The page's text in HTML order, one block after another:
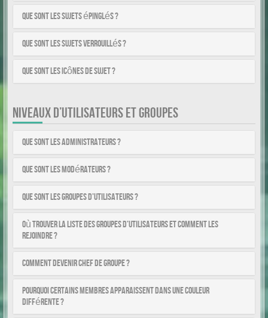
Que sont les sujets épinglés ?
Que sont les sujets verrouillés ?
Que sont les icônes de sujet ?
NIVEAUX D’UTILISATEURS ET GROUPES
Que sont les administrateurs ?
Que sont les modérateurs ?
Que sont les groupes d’utilisateurs ?
Où trouver la liste des groupes d’utilisateurs et comment les
rejoindre ?
Comment devenir chef de groupe ?
Pourquoi certains membres apparaissent dans une couleur
différente ?